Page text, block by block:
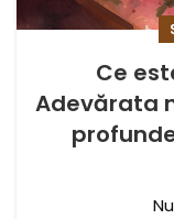
Ce
Adevărata